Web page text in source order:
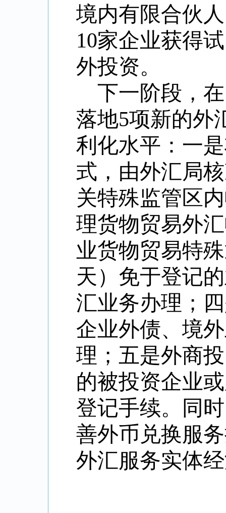
境内有限合伙
10家企业获得
外投资。
下一阶段，
落地5项新的外
利化水平：一
式，由外汇局
关特殊监管区
理货物贸易外
业货物贸易特
天）免于登记
汇业务办理；
企业外债、境
理；五是外商
的被投资企业
登记手续。同
善外币兑换服
外汇服务实体